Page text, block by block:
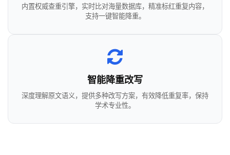
内置权威查重引擎，实时比对海量数据库，精准标红重复内容，
支持一键智能降重。
智能降重改写
深度理解原文语义，提供多种改写方案，有效降低重复率，保持
学术专业性。